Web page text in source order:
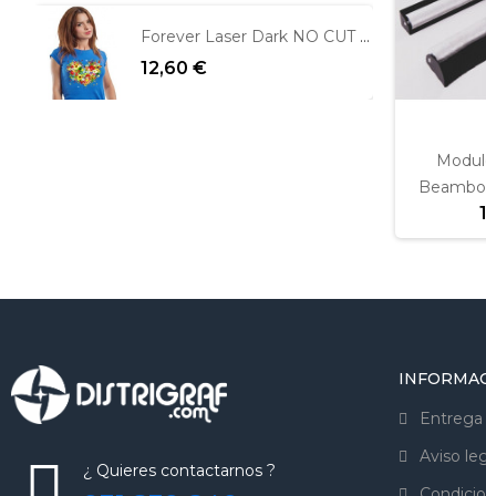
Forever Laser Dark NO CUT para fondos oscuros
12,60 €
¿ Quieres contactarnos ?
Entrega
Aviso